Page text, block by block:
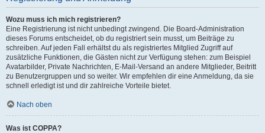
Wozu muss ich mich registrieren?
Eine Registrierung ist nicht unbedingt zwingend. Die Board-Administration
dieses Forums entscheidet, ob du registriert sein musst, um Beiträge zu
schreiben. Auf jeden Fall erhältst du als registriertes Mitglied Zugriff auf
zusätzliche Funktionen, die Gästen nicht zur Verfügung stehen: zum Beispiel
Avatarbilder, Private Nachrichten, E-Mail-Versand an andere Mitglieder, Beitritt
zu Benutzergruppen und so weiter. Wir empfehlen dir eine Anmeldung, da sie
schnell erledigt ist und dir zahlreiche Vorteile bietet.
Nach oben
Was ist COPPA?